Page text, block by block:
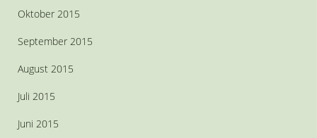
Oktober 2015
September 2015
August 2015
Juli 2015
Juni 2015